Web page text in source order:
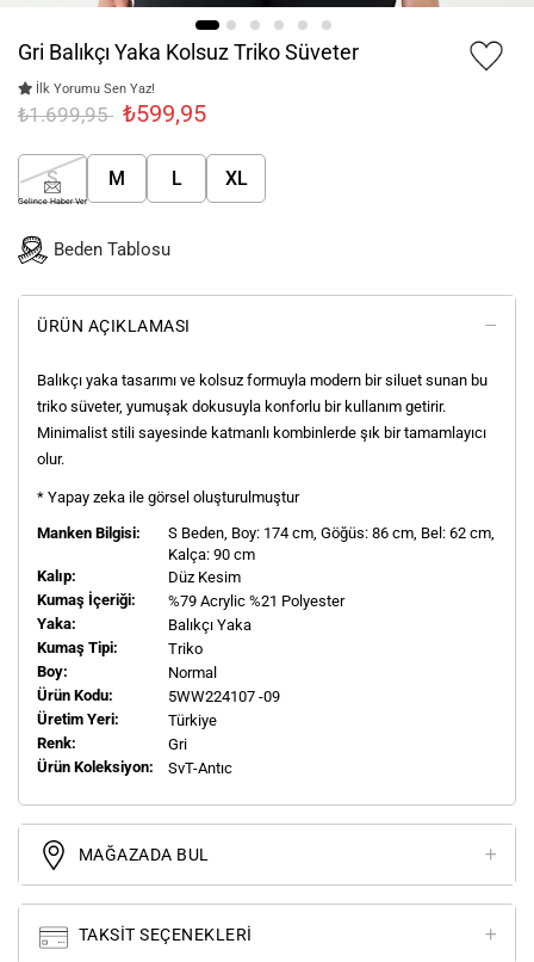
Gri Balıkçı Yaka Kolsuz Triko Süveter
İlk Yorumu Sen Yaz!
₺1.699,95 ₺599,95
S
Gelince Haber Ver
M L XL
Beden Tablosu
ÜRÜN AÇIKLAMASI
Balıkçı yaka tasarımı ve kolsuz formuyla modern bir siluet sunan bu
triko süveter, yumuşak dokusuyla konforlu bir kullanım getirir.
Minimalist stili sayesinde katmanlı kombinlerde şık bir tamamlayıcı
olur.
* Yapay zeka ile görsel oluşturulmuştur
Manken Bilgisi:
S Beden, Boy: 174 cm, Göğüs: 86 cm, Bel: 62 cm,
Kalça: 90 cm
Kalıp:
Düz Kesim
Kumaş İçeriği:
%79 Acrylic %21 Polyester
Yaka:
Balıkçı Yaka
Kumaş Tipi:
Triko
Boy:
Normal
Ürün Kodu:
5WW224107 -09
Üretim Yeri:
Türkiye
Renk:
Gri
Ürün Koleksiyon:
SvT-Antıc
MAĞAZADA BUL
TAKSIT SEÇENEKLERI